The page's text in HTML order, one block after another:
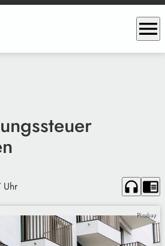
menu
Uhr headphones chrome_reader_mode
Pixabay